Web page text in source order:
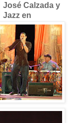
José Calzada y
Jazz en